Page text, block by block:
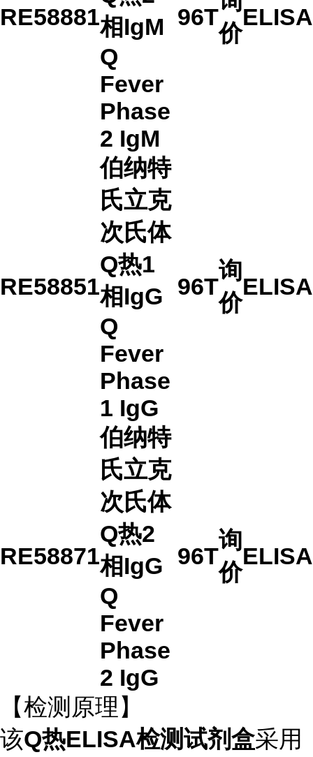
RE58881相IgM
Q
Fever
Phase
2 IgM
96T
价
ELISA
RE58851
伯纳特
氏立克
次氏体
Q热1
相IgG
Q
Fever
Phase
1 IgG
96T
询
价
ELISA
RE58871
伯纳特
氏立克
次氏体
Q热2
相IgG
Q
Fever
Phase
2 IgG
96T
询
价
ELISA
【检测原理】
该Q热ELISA检测试剂盒采用